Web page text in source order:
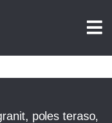
poles teraso,